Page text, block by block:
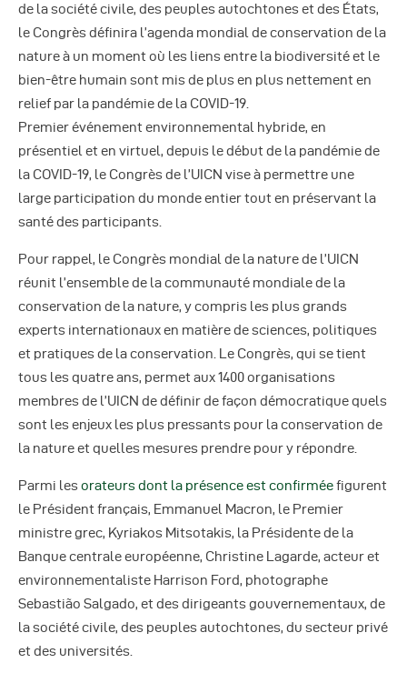
de la société civile, des peuples autochtones et des États,
le Congrès définira l’agenda mondial de conservation de la
nature à un moment où les liens entre la biodiversité et le
bien-être humain sont mis de plus en plus nettement en
relief par la pandémie de la COVID-19.
Premier événement environnemental hybride, en
présentiel et en virtuel, depuis le début de la pandémie de
la COVID-19, le Congrès de l’UICN vise à permettre une
large participation du monde entier tout en préservant la
santé des participants.
Pour rappel, le Congrès mondial de la nature de l’UICN
réunit l’ensemble de la communauté mondiale de la
conservation de la nature, y compris les plus grands
experts internationaux en matière de sciences, politiques
et pratiques de la conservation. Le Congrès, qui se tient
tous les quatre ans, permet aux 1400 organisations
membres de l’UICN de définir de façon démocratique quels
sont les enjeux les plus pressants pour la conservation de
la nature et quelles mesures prendre pour y répondre.
Parmi lesorateurs dont la présence est confirméefigurent
le Président français, Emmanuel Macron, le Premier
ministre grec, Kyriakos Mitsotakis, la Présidente de la
Banque centrale européenne, Christine Lagarde, acteur et
environnementaliste Harrison Ford, photographe
Sebastião Salgado, et des dirigeants gouvernementaux, de
la société civile, des peuples autochtones, du secteur privé
et des universités.